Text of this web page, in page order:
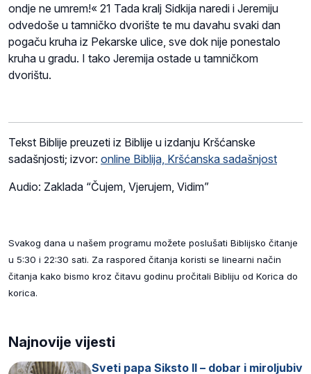
ondje ne umrem!« 21 Tada kralj Sidkija naredi i Jeremiju
odvedoše u tamničko dvorište te mu davahu svaki dan
pogaču kruha iz Pekarske ulice, sve dok nije ponestalo
kruha u gradu. I tako Jeremija ostade u tamničkom
dvorištu.
Tekst Biblije preuzeti iz Biblije u izdanju Kršćanske
sadašnjosti; izvor: online Biblija, Kršćanska sadašnjost
Audio: Zaklada “Čujem, Vjerujem, Vidim”
Svakog dana u našem programu možete poslušati Biblijsko čitanje
u 5:30 i 22:30 sati. Za raspored čitanja koristi se linearni način
čitanja kako bismo kroz čitavu godinu pročitali Bibliju od Korica do
korica.
Najnovije vijesti
Sveti papa Siksto II – dobar i miroljubiv